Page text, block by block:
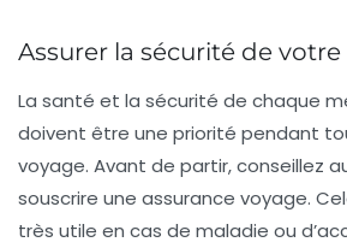
Assurer la sécurité de
La santé et la sécurité de chaque
doivent être une priorité pendant
voyage. Avant de partir, conseillez
souscrire une assurance voyage.
très utile en cas de maladie ou